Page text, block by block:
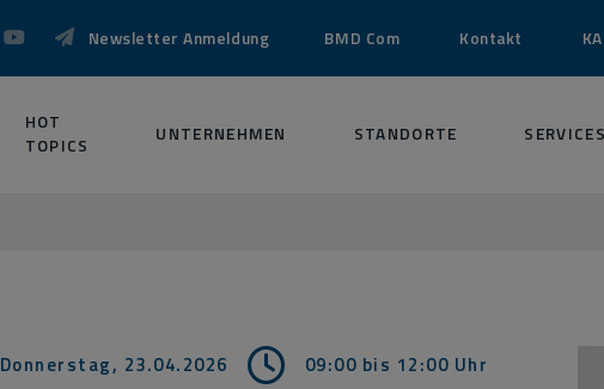
Newsletter Anmeldung BMD Com Kontakt
HOT
TOPICS
UNTERNEHMEN STANDORTE
Donnerstag, 23.04.2026 09:00 bis 12:00 Uhr